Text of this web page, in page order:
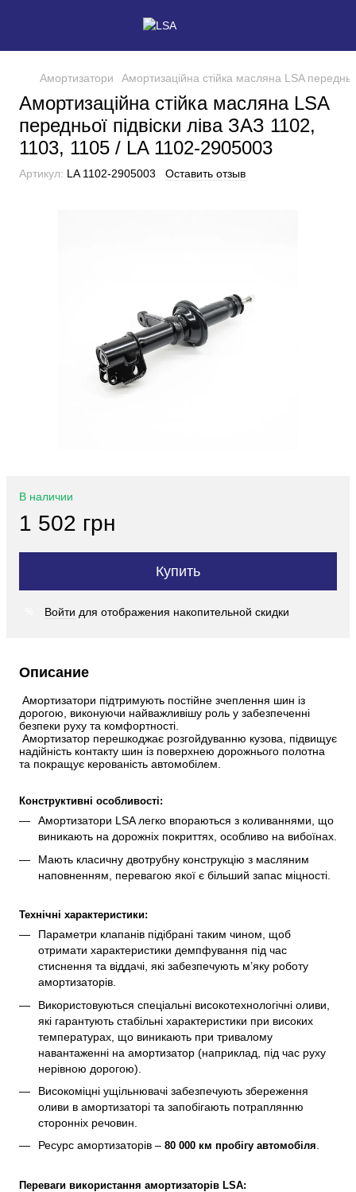
Амортизатори Амортизаційна стійка масляна LSA
Амортизаційна стійка масляна LSA
передньої підвіски ліва ЗАЗ 1102,
1103, 1105 / LA 1102-2905003
Артикул: LA 1102-2905003 Оставить отзыв
В наличии
1 502 грн
Купить
Войти для отображения накопительной скидки
Описание
дорогою, виконуючи найважливішу роль у забезпеченні
безпеки руху та комфортності.
надійність контакту шин із поверхнею дорожнього полотна
та покращує керованість автомобілем.
Конструктивні особливості:
Амортизатори LSA легко впораються з коливаннями, що
виникають на дорожніх покриттях, особливо на вибоїнах.
Мають класичну двотрубну конструкцію з масляним
наповненням, перевагою якої є більший запас міцності.
Технічні характеристики:
Параметри клапанів підібрані таким чином, щоб
отримати характеристики демпфування під час
стиснення та віддачі, які забезпечують м’яку роботу
амортизаторів.
Використовуються спеціальні високотехнологічні оливи,
які гарантують стабільні характеристики при високих
температурах, що виникають при тривалому
навантаженні на амортизатор (наприклад, під час руху
нерівною дорогою).
Високоміцні ущільнювачі забезпечують збереження
оливи в амортизаторі та запобігають потраплянню
сторонніх речовин.
Ресурс амортизаторів – 80 000 км пробігу автомобіля.
Переваги використання амортизаторів LSA: